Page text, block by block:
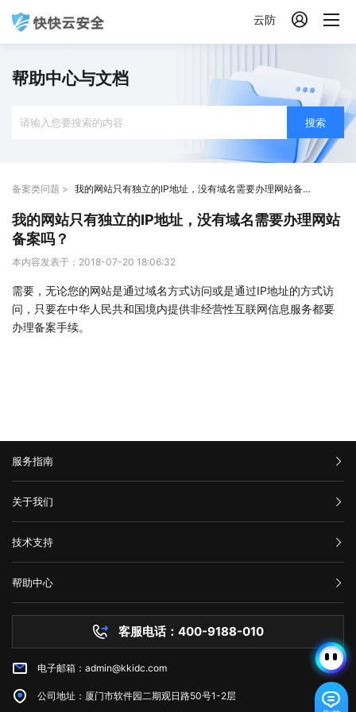
云防 
帮助中心与文档
搜索
备案类问题 > 我的网站只有独立的IP地址，没有域名需要办理网站备案吗？
我的网站只有独立的IP地址，没有域名需要办理网站
备案吗？
本内容发表于：2018-07-20 18:06:32
需要，无论您的网站是通过域名方式访问或是通过IP地址的方式访
问，只要在中华人民共和国境内提供非经营性互联网信息服务都要
办理备案手续。
服务指南
汇款信息
购买流程
服务条款
关于我们
公司介绍
举报中心
隐私声明
技术支持
网站备案
技术文档
帮助中心
服务器问题
市场资讯
客服电话：400-9188-010
电子邮箱：admin@kkidc.com
公司地址：厦门市软件园二期观日路50号1-2层